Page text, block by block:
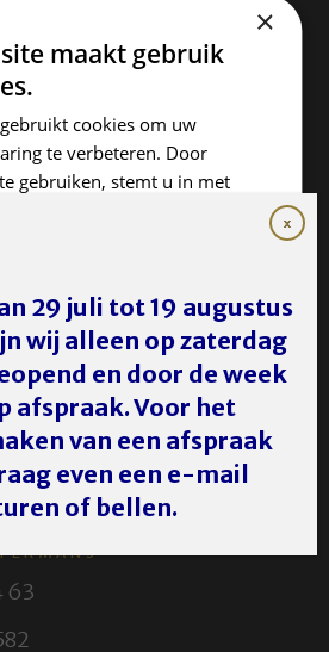
IS:
63
29 juli tot 19 augustus
wij alleen op zaterdag
en door de week
afspraak. Voor het
van een afspraak
even een e-mail
of bellen.
×
maakt gebruik
cookies om uw
te verbeteren. Door
gebruiken, stemt u in met
met ons
ACCEPTEREN
AFWIJZEN